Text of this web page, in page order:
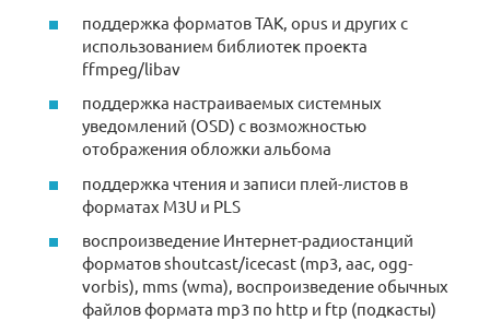
поддержка форматов TAK, opus и других c
использованием библиотек проекта
ffmpeg/libav
поддержка настраиваемых системных
уведомлений (OSD) с возможностью
отображения обложки альбома
поддержка чтения и записи плей-листов в
форматах M3U и PLS
воспроизведение Интернет-радиостанций
форматов shoutcast/icecast (mp3, aac, ogg-
vorbis), mms (wma), воспроизведение обычных
файлов формата mp3 по http и ftp (подкасты)